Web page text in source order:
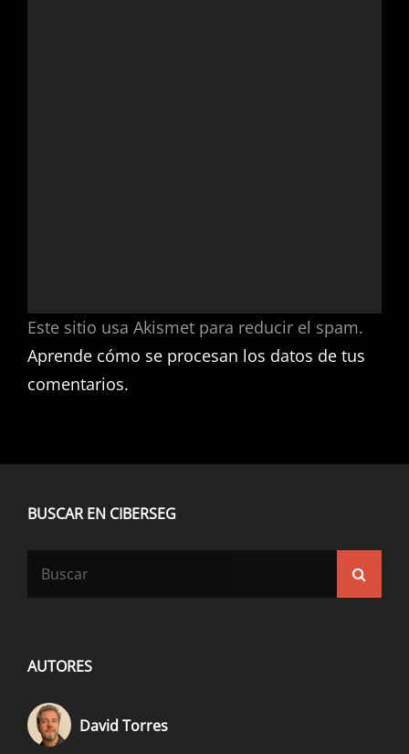
Este sitio usa Akismet para reducir el spam.
Aprende cómo se procesan los datos de tus
comentarios.
BUSCAR EN CIBERSEG
AUTORES
David Torres